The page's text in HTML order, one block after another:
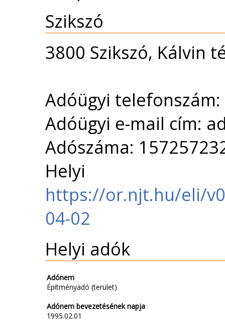
Szikszó
3800 Szikszó, Kálvin
Adóügyi
Adóügyi e-mail cím:
Adószáma:
Helyi
https://or.njt.hu/eli/
04-02
Helyi adók
Adónem
Építményadó (terület)
Adónem bevezetésének napja
1995.02.01